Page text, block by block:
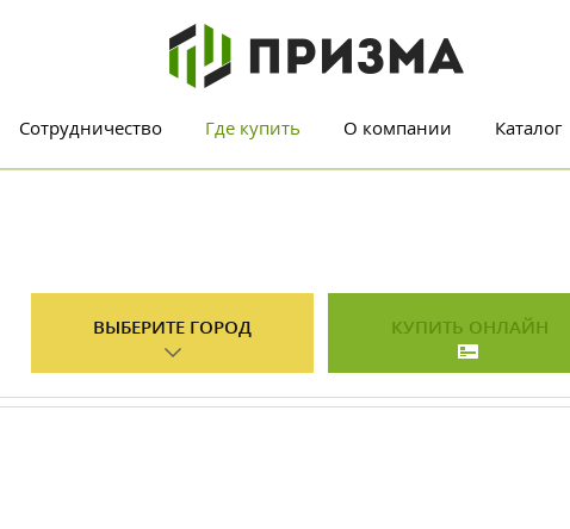
Сотрудничество Где купить О компании Каталог
ВЫБЕРИТЕ ГОРОД КУПИТЬ ОНЛАЙН